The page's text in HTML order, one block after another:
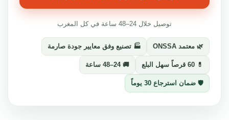
توصيل خلال 24–48 ساعة في كل المغرب
🌿 معتمد ONSSA 🏭 تصنيع وفق معايير جودة صارمة
🚚 24–48 ساعة
🛡️ ضمان استرجاع 30 يوماً